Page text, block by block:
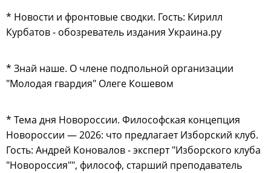
* Новости и фронтовые сводки. Гость: Кирилл
Курбатов - обозреватель издания Украина.ру
* Знай наше. О члене подпольной организации
"Молодая гвардия" Олеге Кошевом
* Тема дня Новороссии. Философская концепция
Новороссии — 2026: что предлагает Изборский клуб.
Гость: Андрей Коновалов - эксперт "Изборского клуба
"Новороссия"", философ, старший преподаватель